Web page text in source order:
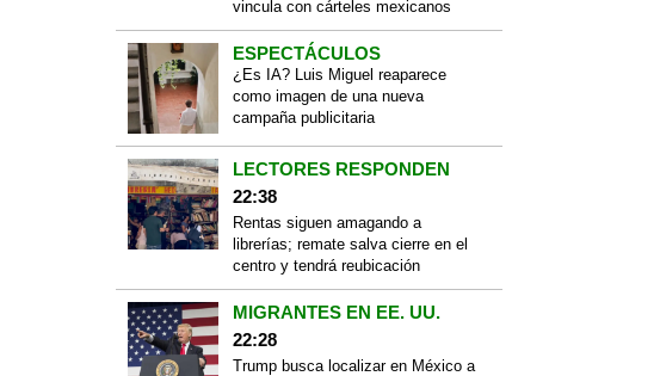
vincula con cárteles mexicanos
ESPECTÁCULOS
¿Es IA? Luis Miguel reaparece
como imagen de una nueva
campaña publicitaria
LECTORES RESPONDEN
22:38
Rentas siguen amagando a
librerías; remate salva cierre en el
centro y tendrá reubicación
MIGRANTES EN EE. UU.
22:28
Trump busca localizar en México a